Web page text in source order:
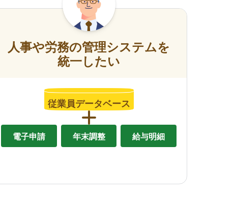
人事や労務の管理システムを
統一したい
従業員データベース
電子申請 年末調整 給与明細